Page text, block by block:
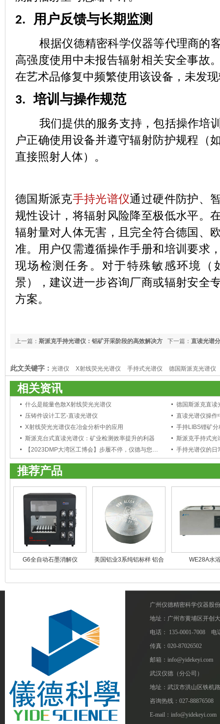
2. 用户反馈与长期监测
根据仪德精密科学仪器等代理商的
高强度使用中未报告辐射相关安全事故
在艺术品修复中频繁使用该设备，未发
3.培训与操作规范
我们提供的服务支持，包括操作培
户正确使用设备并遵守辐射防护规程（
直接照射人体）。
德国斯派克手持光谱仪通过硬件防护、
规性设计，将辐射风险降至极低水平。
辐射量对人体无害，且完全符合德国、
准。用户仅需遵循操作手册和培训要求
现场检测任务。对于特殊敏感环境（
景），建议进一步咨询厂商或辐射安全
方案。
下一篇： 直读光谱
上一篇： 斯派克手持光谱仪：铝矿开采阶段的高效解决方
此文关键字： 光谱仪 X射线荧光光谱仪 手持式光谱仪 德国斯派克光谱仪
相关资讯
什么是能量色散X射线荧光光谱仪
德国斯派克直读
压铸件设计工艺-直读光谱仪
X射线荧光光谱仪在冶金分析中的应用
手持LIBS锂矿
斯派克台式直读光谱仪：矿业检测效率提升的利器
斯派克手持式光
【2023DMP大湾区工博会】步履不停，仪德与您携手共进！
手持光谱仪的日
推荐产品
G6全自动石墨消解仪
美国铝业3系纯铝标样 铝合
金标样
WE28A水
广州仪德精密科学仪器股
地址：广州市黄埔区开创
电话： 135-0001-7008 电
传真：020-87026502
邮箱：info@yidekeyi.com
武汉仪德（分公司）
地址：武汉市洪山区铁机
咨询热线：027-88876508
E-mail：info@yidekeyi.com